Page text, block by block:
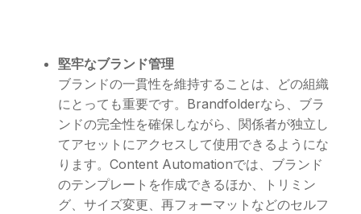
堅牢なブランド管理
ブランドの一貫性を維持することは、どの組織
にとっても重要です。Brandfolderなら、ブラ
ンドの完全性を確保しながら、関係者が独立し
てアセットにアクセスして使用できるようにな
ります。Content Automationでは、ブランド
のテンプレートを作成できるほか、トリミン
グ、サイズ変更、再フォーマットなどのセルフ